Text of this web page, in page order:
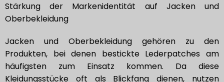
Stärkung der Markenidentität auf Jacken und
Oberbekleidung
Jacken und Oberbekleidung gehören zu den
Produkten, bei denen bestickte Lederpatches am
häufigsten zum Einsatz kommen. Da diese
Kleidungsstücke oft als Blickfang dienen, nutzen